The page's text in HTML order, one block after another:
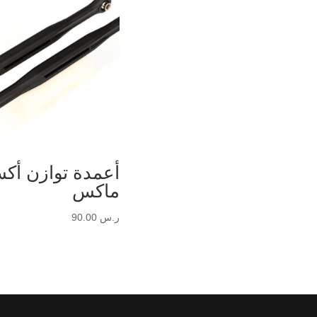
أعمدة توازن
ماكس
ر.س